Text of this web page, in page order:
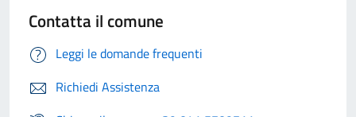
Contatta il comune
Leggi le domande frequenti
Richiedi Assistenza